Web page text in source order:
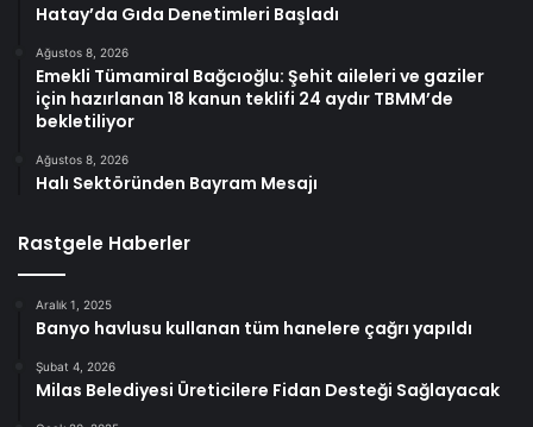
Hatay’da Gıda Denetimleri Başladı
Ağustos 8, 2026
Emekli Tümamiral Bağcıoğlu: Şehit aileleri ve gaziler
için hazırlanan 18 kanun teklifi 24 aydır TBMM’de
bekletiliyor
Ağustos 8, 2026
Halı Sektöründen Bayram Mesajı
Rastgele Haberler
Aralık 1, 2025
Banyo havlusu kullanan tüm hanelere çağrı yapıldı
Şubat 4, 2026
Milas Belediyesi Üreticilere Fidan Desteği Sağlayacak